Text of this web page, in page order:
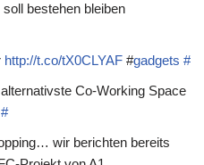
bestehen bleiben
http://t.co/tX0CLYAF #gadgets #
Co-Working Space
#
wir berichten bereits